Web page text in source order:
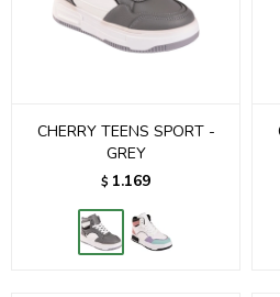
CHERRY TEENS SPORT -
GREY
$ 1.169